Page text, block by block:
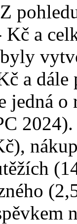
a
a
jedná